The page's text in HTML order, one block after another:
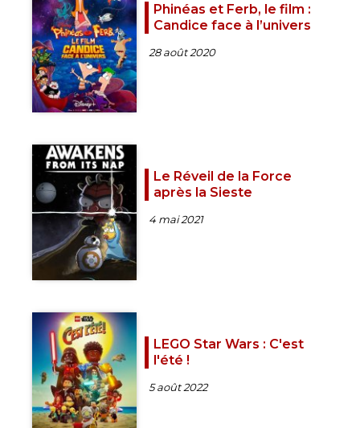
Phinéas et Ferb, le film :
Candice face à l’univers
28 août 2020
Le Réveil de la Force
après la Sieste
4 mai 2021
LEGO Star Wars : C'est
l'été !
5 août 2022